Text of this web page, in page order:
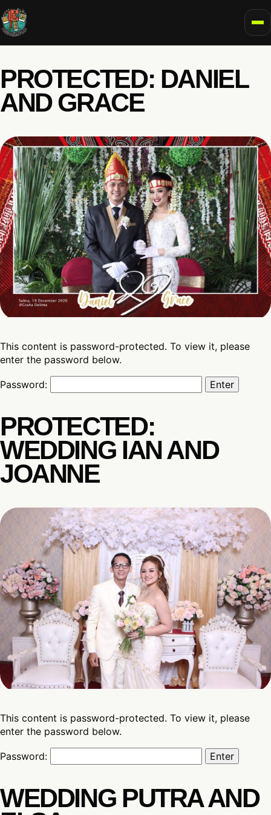
PROTECTED: DANIEL
AND GRACE
This content is password-protected. To view it, please
enter the password below.
Password:
PROTECTED:
WEDDING IAN AND
JOANNE
This content is password-protected. To view it, please
enter the password below.
Password:
WEDDING PUTRA AND